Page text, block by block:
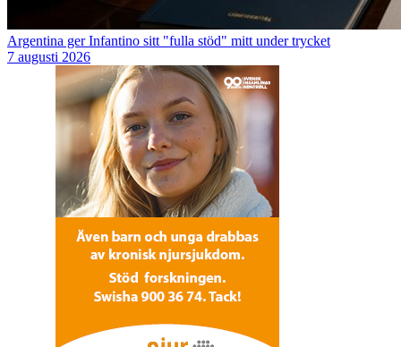
Argentina ger Infantino sitt "fulla stöd" mitt under trycket
7 augusti 2026